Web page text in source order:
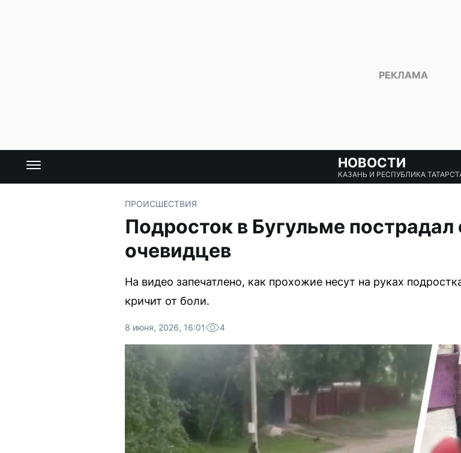
НОВОСТИ
КАЗАНЬ И РЕСПУБЛИКА
ПРОИСШЕСТВИЯ
Подросток в Бугульме пострадал
очевидцев
На видео запечатлено, как прохожие несут на руках
кричит от боли.
8 июня, 2026, 16:01 4